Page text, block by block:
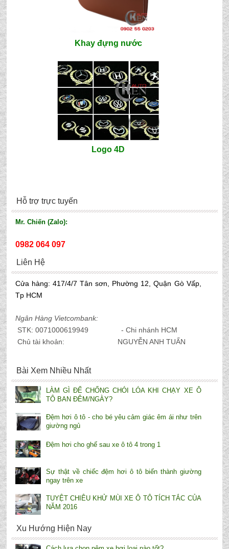
Khay đựng nước
Logo 4D
Hỗ trợ trực tuyến
Mr. Chiến (Zalo):
0982 064 097
Liên Hệ
Cửa hàng: 417/4/7 Tân sơn, Phường 12, Quận Gò Vấp,
Tp HCM
Ngân Hàng Vietcombank:
STK: 0071000619949 - Chi nhánh HCM
Chủ tài khoản: NGUYỄN ANH TUẤN
Bài Xem Nhiều Nhất
LÀM GÌ ĐỂ CHỐNG CHÓI LÓA KHI CHẠY XE Ô
TÔ BAN ĐÊM/NGÀY?
Đệm hơi ô tô - cho bé yêu cảm giác êm ái như trên
giường ngủ
Đệm hơi cho ghế sau xe ô tô 4 trong 1
Sự thật về chiếc đệm hơi ô tô biến thành giường
ngay trên xe
TUYỆT CHIÊU KHỬ MÙI XE Ô TÔ TÍCH TẮC CỦA
NĂM 2016
Xu Hướng Hiện Nay